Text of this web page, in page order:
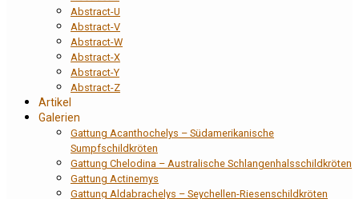
Abstract-U
Abstract-V
Abstract-W
Abstract-X
Abstract-Y
Abstract-Z
Artikel
Galerien
Gattung Acanthochelys – Südamerikanische
Sumpfschildkröten
Gattung Chelodina – Australische Schlangenhalsschildkröten
Gattung Actinemys
Gattung Aldabrachelys – Seychellen-Riesenschildkröten